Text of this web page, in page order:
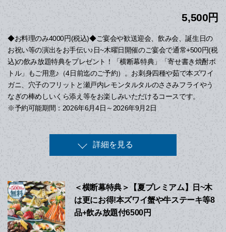
5,500円
◆お料理のみ4000円(税込)◆ご宴会や歓送迎会、飲み会、誕生日の
お祝い等の演出をお手伝い♪日~木曜日開催のご宴会で通常+500円(税
込)の飲み放題特典をプレゼント！「横断幕特典」「寄せ書き焼酎ボ
トル」もご用意♪（4日前迄のご予約）。お刺身四種や茹で本ズワイ
ガニ、穴子のフリットと瀬戸内レモンタルタルのささみフライやう
なぎの棒めしいくら添え等をお楽しみいただけるコースです。
※予約可能期間：2026年6月4日～2026年9月2日
詳細を見る
＜横断幕特典＞【夏プレミアム】日~木
は更にお得!本ズワイ蟹や牛ステーキ等8
品+飲み放題付6500円